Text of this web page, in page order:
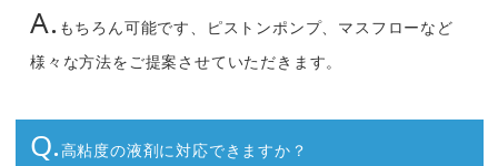
A. もちろん可能です、ピストンポンプ、マスフローなど
様々な方法をご提案させていただきます。
Q.高粘度の液剤に対応できますか？